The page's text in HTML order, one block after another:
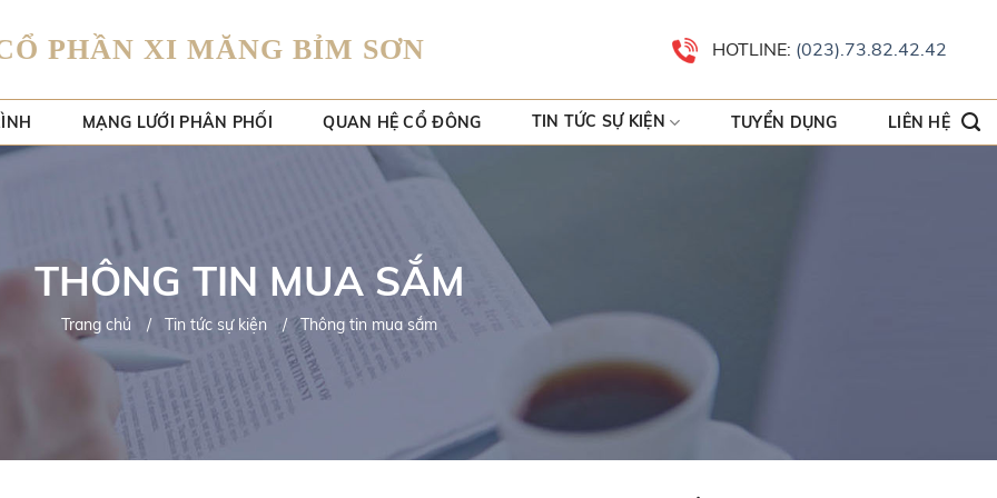
PHẦN XI MĂNG BỈM SƠN HOTLINE: (023).73.82.42.42
MẠNG LƯỚI PHÂN PHỐI QUAN HỆ CỔ ĐÔNG TIN TỨC SỰ KIỆN TUYỂN DỤNG LIÊN HỆ
THÔNG TIN MUA SẮM
Trang chủ Tin tức sự kiện Thông tin mua sắm